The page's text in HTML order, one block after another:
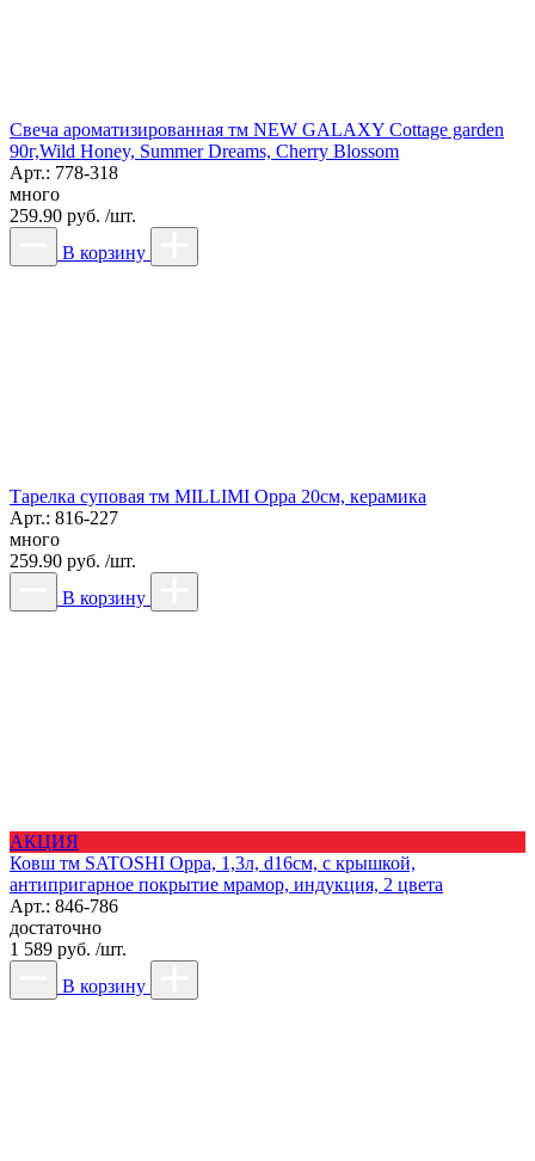
Свеча ароматизированная тм NEW GALAXY Cottage garden
90г,Wild Honey, Summer Dreams, Cherry Blossom
Арт.: 778-318
много
259.90 руб. /шт.
В корзину
Тарелка суповая тм MILLIMI Орра 20см, керамика
Арт.: 816-227
много
259.90 руб. /шт.
В корзину
АКЦИЯ
Ковш тм SATOSHI Орра, 1,3л, d16см, с крышкой,
антипригарное покрытие мрамор, индукция, 2 цвета
Арт.: 846-786
достаточно
1 589 руб. /шт.
В корзину